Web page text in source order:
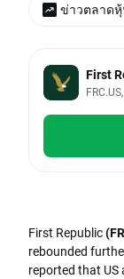
First
First Republic
rebounded
reported that US
ข่าวตลาด